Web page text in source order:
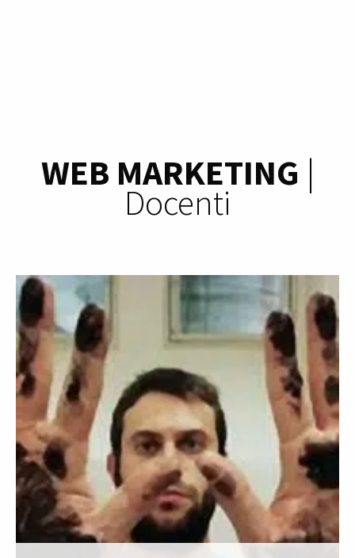
WEB MARKETING |
Docenti